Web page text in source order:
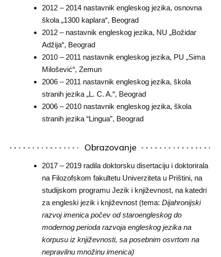
2012 – 2014 nastavnik engleskog jezika, osnovna
škola „1300 kaplara“, Beograd
2012 – nastavnik engleskog jezika, NU „Božidar
Adžija“, Beograd
2010 – 2011 nastavnik engleskog jezika, PU „Sima
Milošević“, Zemun
2006 – 2011 nastavnik engleskog jezika, škola
stranih jezika „L. C. A.“, Beograd
2006 – 2010 nastavnik engleskog jezika, škola
stranih jezika “Lingua”, Beograd
Obrazovanje
2017 – 2019 radila doktorsku disertaciju i doktorirala
na Filozofskom fakultetu Univerziteta u Prištini, na
studijskom programu Jezik i književnost, na katedri
za engleski jezik i književnost (tema: Dijahronijski
razvoj imenica počev od staroengleskog do
modernog perioda razvoja engleskog jezika na
korpusu iz književnosti, sa posebnim osvrtom na
nepravilnu množinu imenica)